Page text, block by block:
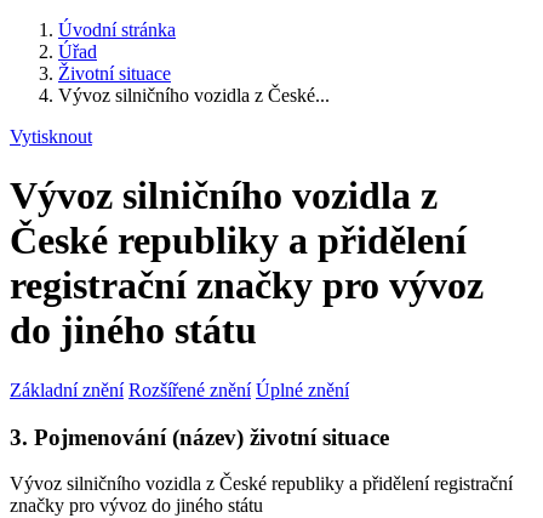
Úvodní stránka
Úřad
Životní situace
Vývoz silničního vozidla z České...
Vytisknout
Vývoz silničního vozidla z
České republiky a přidělení
registrační značky pro vývoz
do jiného státu
Základní znění Rozšířené znění Úplné znění
3. Pojmenování (název) životní situace
Vývoz silničního vozidla z České republiky a přidělení registrační
značky pro vývoz do jiného státu